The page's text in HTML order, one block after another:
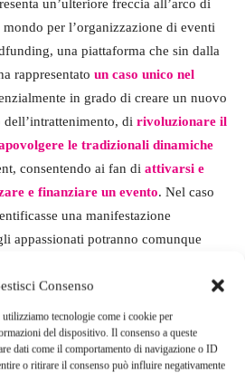
Consenso
tecnologie come i cookie per
del dispositivo. Il consenso a queste
dati come il comportamento di navigazione o ID
o ritirare il consenso può influire negativamente
un’ulteriore freccia all’arco di
per l’organizzazione di eventi
una piattaforma che sin dalla
rappresentato un caso unico nel
in grado di creare un nuovo
dell’intrattenimento, di rivoluzionare il
le tradizionali dinamiche
consentendo ai fan di attivarsi e
e finanziare un evento. Nel caso
una manifestazione
appassionati potranno comunque
KEBI, avviando un progetto di
riservato ai propri attori, band,